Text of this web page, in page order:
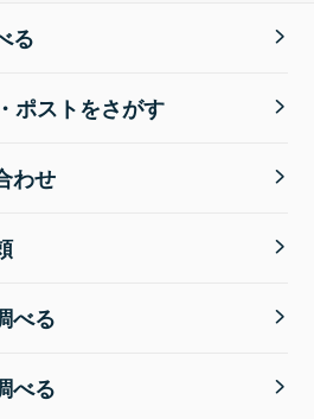
る
ポストをさがす
わせ
べる
べる